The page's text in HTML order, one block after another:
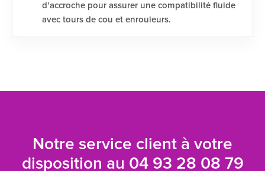
d’accroche pour assurer une compatibilité fluide
avec tours de cou et enrouleurs.
Notre service client à votre
disposition au 04 93 28 08 79